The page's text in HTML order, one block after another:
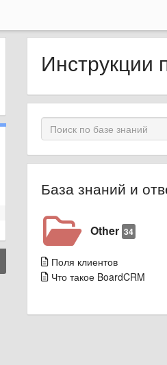
Инструкции
База знаний и
Other 34
Поля клиентов
Что такое BoardCRM